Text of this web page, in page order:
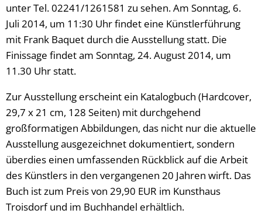
unter Tel. 02241/1261581 zu sehen. Am Sonntag, 6.
Juli 2014, um 11:30 Uhr findet eine Künstlerführung
mit Frank Baquet durch die Ausstellung statt. Die
Finissage findet am Sonntag, 24. August 2014, um
11.30 Uhr statt.
Zur Ausstellung erscheint ein Katalogbuch (Hardcover,
29,7 x 21 cm, 128 Seiten) mit durchgehend
großformatigen Abbildungen, das nicht nur die aktuelle
Ausstellung ausgezeichnet dokumentiert, sondern
überdies einen umfassenden Rückblick auf die Arbeit
des Künstlers in den vergangenen 20 Jahren wirft. Das
Buch ist zum Preis von 29,90 EUR im Kunsthaus
Troisdorf und im Buchhandel erhältlich.